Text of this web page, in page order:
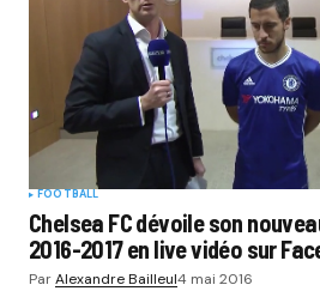
FOOTBALL
Chelsea FC dévoile son
2016-2017 en live vidéo sur
ParAlexandre Bailleul4 mai 2016